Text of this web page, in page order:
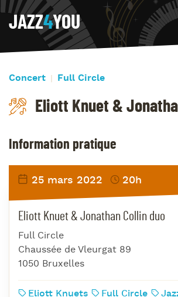
JAZZ4YOU
Concert Full Circle
Eliott Knuet &
Information pratique
25 mars 2022 20h
Eliott Knuet & Jonathan Collin duo
Full Circle
Chaussée de Vleurgat 89
1050 Bruxelles
Eliott Knuets Full Circle